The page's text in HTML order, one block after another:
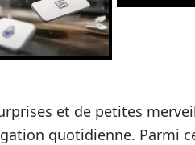
et de petites
quotidienne. Parmi